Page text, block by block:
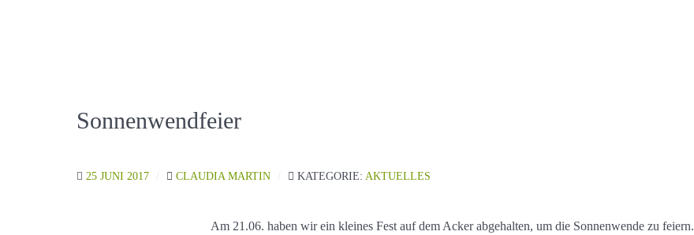
Sonnenwendfeier
25 JUNI 2017 CLAUDIA MARTIN KATEGORIE: AKTUELLES
Am 21.06. haben wir ein kleines Fest auf dem Acker abgehalten, um die Sonnenwende zu feiern.